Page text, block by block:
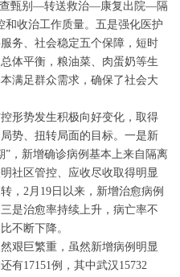
甄别—转送救治—康复出院—隔
和收治工作质量。五是强化医护
务、社会稳定五个保障，短时
体平衡，粮油菜、肉蛋奶等生
满足群众需求，确保了社会大
形势发生积极向好变化，取得
势、扭转局面的目标。一是新
，新增确诊病例基本上来自隔离
社区管控、应收尽收取得明显
，2月19日以来，新增治愈病例
是治愈率持续上升，病亡率不
不断下降。
艰巨繁重，虽然新增病例明显
有17151例，其中武汉15732